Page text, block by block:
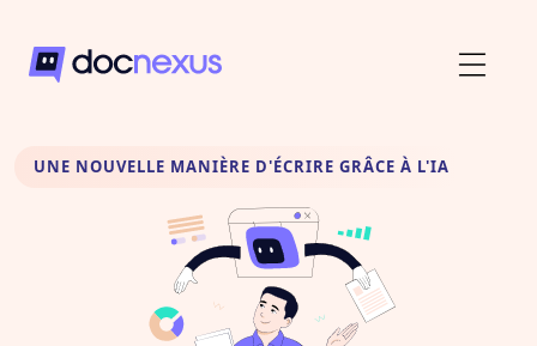
UNE NOUVELLE MANIÈRE D'ÉCRIRE GRÂCE À L'IA